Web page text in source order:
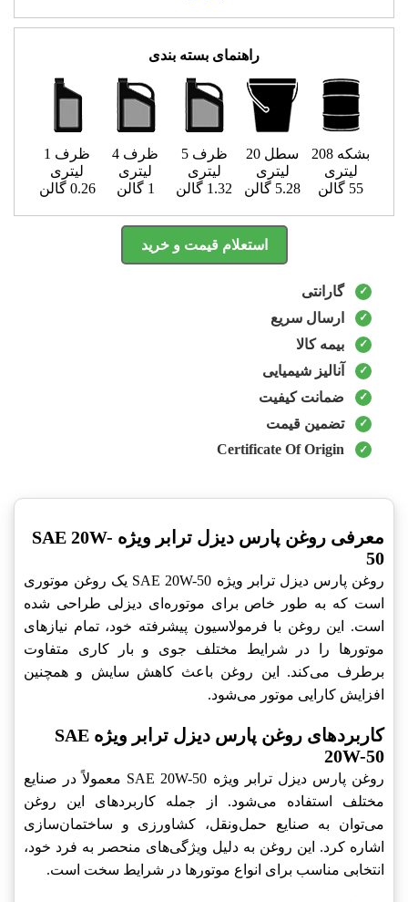
راهنمای بسته بندی
بشکه 208
لیتری
55 گالن
سطل 20
لیتری
5.28 گالن
ظرف 5
لیتری
1.32 گالن
ظرف 4
لیتری
1 گالن
ظرف 1
لیتری
0.26 گالن
استعلام قیمت و خرید
گارانتی
ارسال سریع
بیمه کالا
آنالیز شیمیایی
ضمانت کیفیت
تضمین قیمت
Certificate Of Origin
معرفی روغن پارس دیزل ترابر ویژه SAE 20W-
50
روغن پارس دیزل ترابر ویژه SAE 20W-50 یک روغن موتوری
است که به طور خاص برای موتوره‌ای دیزلی طراحی شده
است. این روغن با فرمولاسیون پیشرفته خود، تمام نیازهای
موتورها را در شرایط مختلف جوی و بار کاری متفاوت
برطرف می‌کند. این روغن باعث کاهش سایش و همچنین
افزایش کارایی موتور می‌شود.
کاربردهای روغن پارس دیزل ترابر ویژه SAE
20W-50
روغن پارس دیزل ترابر ویژه SAE 20W-50 معمولاً در صنایع
مختلف استفاده می‌شود. از جمله کاربردهای این روغن
می‌توان به صنایع حمل‌ونقل، کشاورزی و ساختمان‌سازی
اشاره کرد. این روغن به دلیل ویژگی‌های منحصر به فرد خود،
انتخابی مناسب برای انواع موتورها در شرایط سخت است.